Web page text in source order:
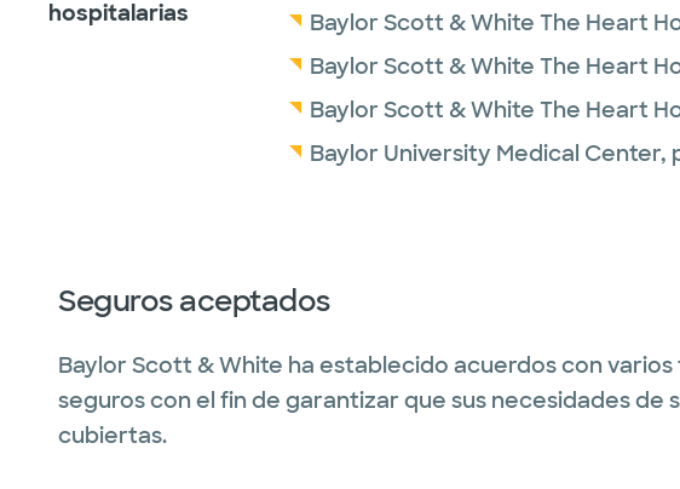
hospitalarias
Baylor Scott & White The Heart
Baylor Scott & White The Heart
Baylor Scott & White The Heart
Baylor University Medical
Seguros aceptados
Baylor Scott & White ha establecido acuerdos con varios
seguros con el fin de garantizar que sus necesidades de
cubiertas.